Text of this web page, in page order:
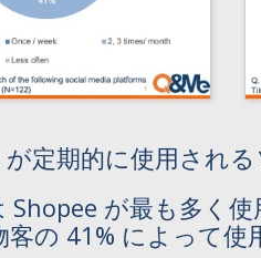
定期的に使用され
が最も多く
の 41% によって使